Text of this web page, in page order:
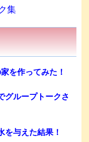
集
を作ってみた！
グループトークさ
を与えた結果！